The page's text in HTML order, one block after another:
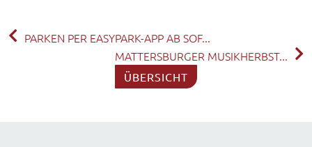
PARKEN PER EASYPARK-APP AB SOF...
MATTERSBURGER MUSIKHERBST...
ÜBERSICHT